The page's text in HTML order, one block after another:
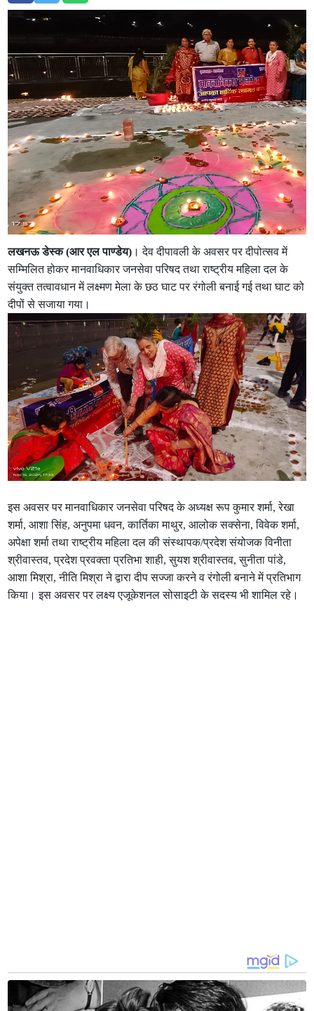
लखनऊ डेस्क (आर एल पाण्डेय) । देव दीपावली के अवसर पर दीपोत्सव में
सम्मिलित होकर मानवाधिकार जनसेवा परिषद तथा राष्ट्रीय महिला दल के
संयुक्त तत्वावधान में लक्ष्मण मेला के छठ घाट पर रंगोली बनाई गई तथा घाट को
दीपों से सजाया गया।
इस अवसर पर मानवाधिकार जनसेवा परिषद के अध्यक्ष रूप कुमार शर्मा, रेखा
शर्मा, आशा सिंह, अनुपमा धवन, कार्तिका माथुर, आलोक सक्सेना, विवेक शर्मा,
अपेक्षा शर्मा तथा राष्ट्रीय महिला दल की संस्थापक/प्रदेश संयोजक विनीता
श्रीवास्तव, प्रदेश प्रवक्ता प्रतिभा शाही, सुयश श्रीवास्तव, सुनीता पांडे,
आशा मिश्रा, नीति मिश्रा ने द्वारा दीप सज्जा करने व रंगोली बनाने में प्रतिभाग
किया। इस अवसर पर लक्ष्य एजूकेशनल सोसाइटी के सदस्य भी शामिल रहे।